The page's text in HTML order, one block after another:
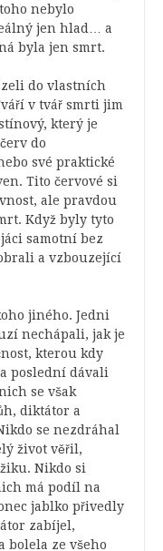
nebylo
jen hlad… a
byla jen smrt.
do vlastních
v tvář smrti jim
který je
do
své praktické
Tito červové si
ale pravdou
Když byly tyto
samotní bez
a vzbouzející
jiného. Jedni
nechápali, jak je
kterou kdy
poslední dávali
se však
diktátor a
se nezdráhal
život věřil,
Nikdo si
má podíl na
jablko přivedly
zabíjel,
bolela ze všeho